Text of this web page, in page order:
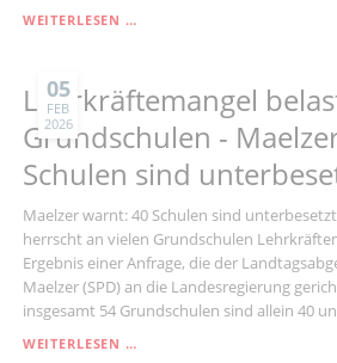
WEITERLESEN …MAELZER
TEUTOBURGER
WALD
05
FEB
2026
Lehrkräftemangel
Grundschulen -
Schulen sind
Maelzer warnt: 40 Schulen sind
herrscht an vielen Grundschulen
Ergebnis einer Anfrage, die der
Maelzer (SPD) an die Landesregierung
insgesamt 54 Grundschulen sind allein 40
WEITERLESEN …